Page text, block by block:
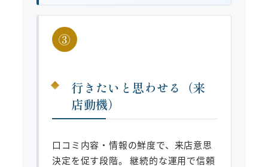
③
行きたいと思わせる（来
店動機）
口コミ内容・情報の鮮度で、来店意思
決定を促す段階。 継続的な運用で信頼